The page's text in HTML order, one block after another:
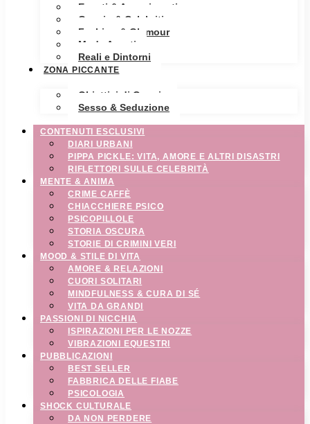
Eventi & Avvenimenti
Gossip & Celebrities
Fashion & Glamour
Moda Avanti
Reali e Dintorni
ZONA PICCANTE
Obiettivi di Coppia
Sesso & Seduzione
CONTENUTI ESCLUSIVI
DIARI URBANI
PIPPA PICKLE: VITA, AMORE E ALTRI DISASTRI
RIFLETTORI SULLE CELEBRITÀ
MENTE & ANIMA
CRIME CAFFÈ
CHIACCHIERE PSICO
PSICOPILLOLE
STORIA OSCURA
STORIE DI CRIMINI VERI
MOOD & STILE DI VITA
AMORE & RELAZIONI
CUORI SOLITARI
MINDFULNESS & CURA DI SÉ
VITA DA GRANDI
PASSIONI DI NICCHIA
ISPIRAZIONI PER LE NOZZE
VIBRAZIONI EQUESTRI
PUBBLICAZIONI
BEST SELLER
FABBRICA DELLE FIABE
PSICOLOGIA
SHOCK CULTURALE
DA NON PERDERE